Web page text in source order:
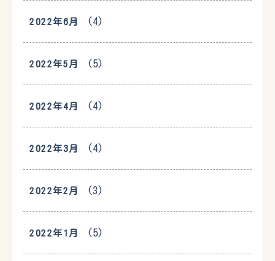
2022年6月 (4)
2022年5月 (5)
2022年4月 (4)
2022年3月 (4)
2022年2月 (3)
2022年1月 (5)